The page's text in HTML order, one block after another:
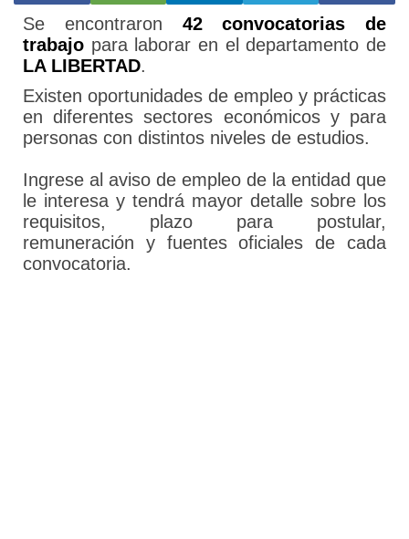
Se encontraron 42 convocatorias de
trabajo para laborar en el departamento de
LA LIBERTAD.
Existen oportunidades de empleo y prácticas
en diferentes sectores económicos y para
personas con distintos niveles de estudios.
Ingrese al aviso de empleo de la entidad que
le interesa y tendrá mayor detalle sobre los
requisitos, plazo para postular,
remuneración y fuentes oficiales de cada
convocatoria.